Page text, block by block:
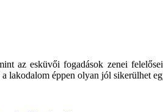
az esküvői fogadások zenei
lakodalom éppen olyan jól sikerülhet